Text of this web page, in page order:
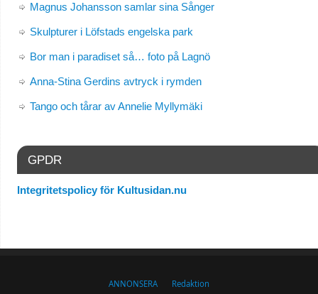
Magnus Johansson samlar sina Sånger
Skulpturer i Löfstads engelska park
Bor man i paradiset så… foto på Lagnö
Anna-Stina Gerdins avtryck i rymden
Tango och tårar av Annelie Myllymäki
GPDR
Integritetspolicy för Kultusidan.nu
ANNONSERA Redaktion